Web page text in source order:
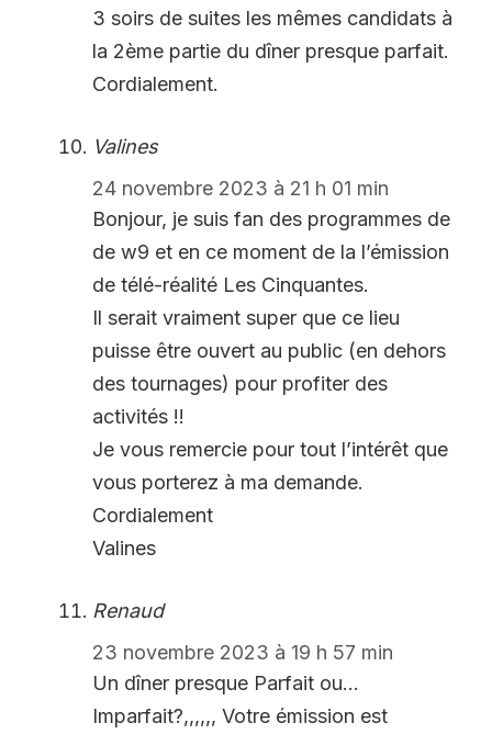
3 soirs de suites les mêmes candidats à
la 2ème partie du dîner presque parfait.
Cordialement.
Valines
24 novembre 2023 à 21 h 01 min
Bonjour, je suis fan des programmes de
de w9 et en ce moment de la l’émission
de télé-réalité Les Cinquantes.
Il serait vraiment super que ce lieu
puisse être ouvert au public (en dehors
des tournages) pour profiter des
activités !!
Je vous remercie pour tout l’intérêt que
vous porterez à ma demande.
Cordialement
Valines
Renaud
23 novembre 2023 à 19 h 57 min
Un dîner presque Parfait ou…
Imparfait?,,,,,, Votre émission est